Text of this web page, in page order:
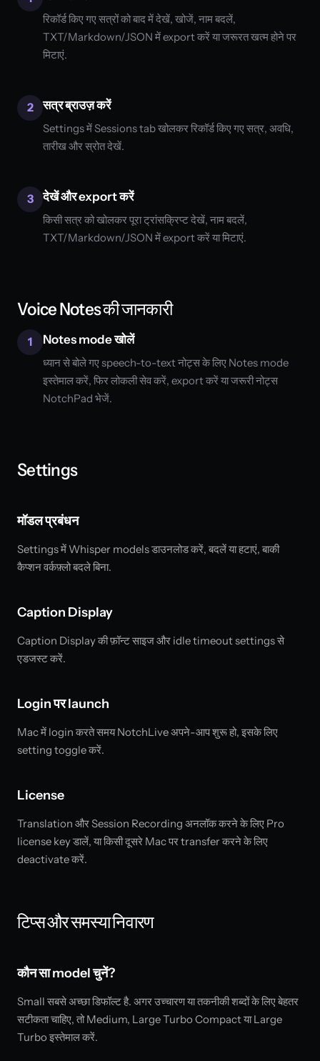
रिकॉर्ड किए गए सत्रों को बाद में देखें, खोजें, नाम बदलें,
TXT/Markdown/JSON में export करें या जरूरत खत्म होने पर
मिटाएं.
2 सत्र ब्राउज़ करें
Settings में Sessions tab खोलकर रिकॉर्ड किए गए सत्र, अवधि,
तारीख और स्रोत देखें.
3 देखें और export करें
किसी सत्र को खोलकर पूरा ट्रांसक्रिप्ट देखें, नाम बदलें,
TXT/Markdown/JSON में export करें या मिटाएं.
Voice Notes की जानकारी
1 Notes mode खोलें
ध्यान से बोले गए speech-to-text नोट्स के लिए Notes mode
इस्तेमाल करें, फिर लोकली सेव करें, export करें या जरूरी नोट्स
NotchPad भेजें.
Settings
मॉडल प्रबंधन
Settings में Whisper models डाउनलोड करें, बदलें या हटाएं, बाकी
कैप्शन वर्कफ़्लो बदले बिना.
Caption Display
Caption Display की फ़ॉन्ट साइज और idle timeout settings से
एडजस्ट करें.
Login पर launch
Mac में login करते समय NotchLive अपने-आप शुरू हो, इसके लिए
setting toggle करें.
License
Translation और Session Recording अनलॉक करने के लिए Pro
license key डालें, या किसी दूसरे Mac पर transfer करने के लिए
deactivate करें.
टिप्स और समस्या निवारण
कौन सा model चुनें?
Small सबसे अच्छा डिफॉल्ट है. अगर उच्चारण या तकनीकी शब्दों के लिए बेहतर
सटीकता चाहिए, तो Medium, Large Turbo Compact या Large
Turbo इस्तेमाल करें.